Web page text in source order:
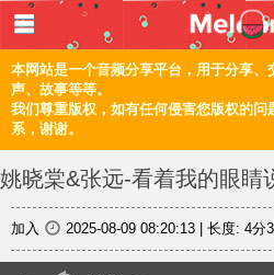
本网站是一个音频分享平台，用于分享
声、故事等等。
我们尊重版权，如有任何侵害您版权的
系，谢谢。
姚晓棠&张远-看着我的眼睛
加入 2025-08-09 08:20:13 长度: 4分
登入 / 注册
首页
音乐
频道
编辑